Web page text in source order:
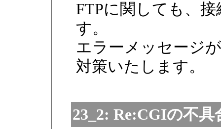
FTPに関しても、
す。
エラーメッセージ
対策いたします。
23_2: Re:CGIの不具